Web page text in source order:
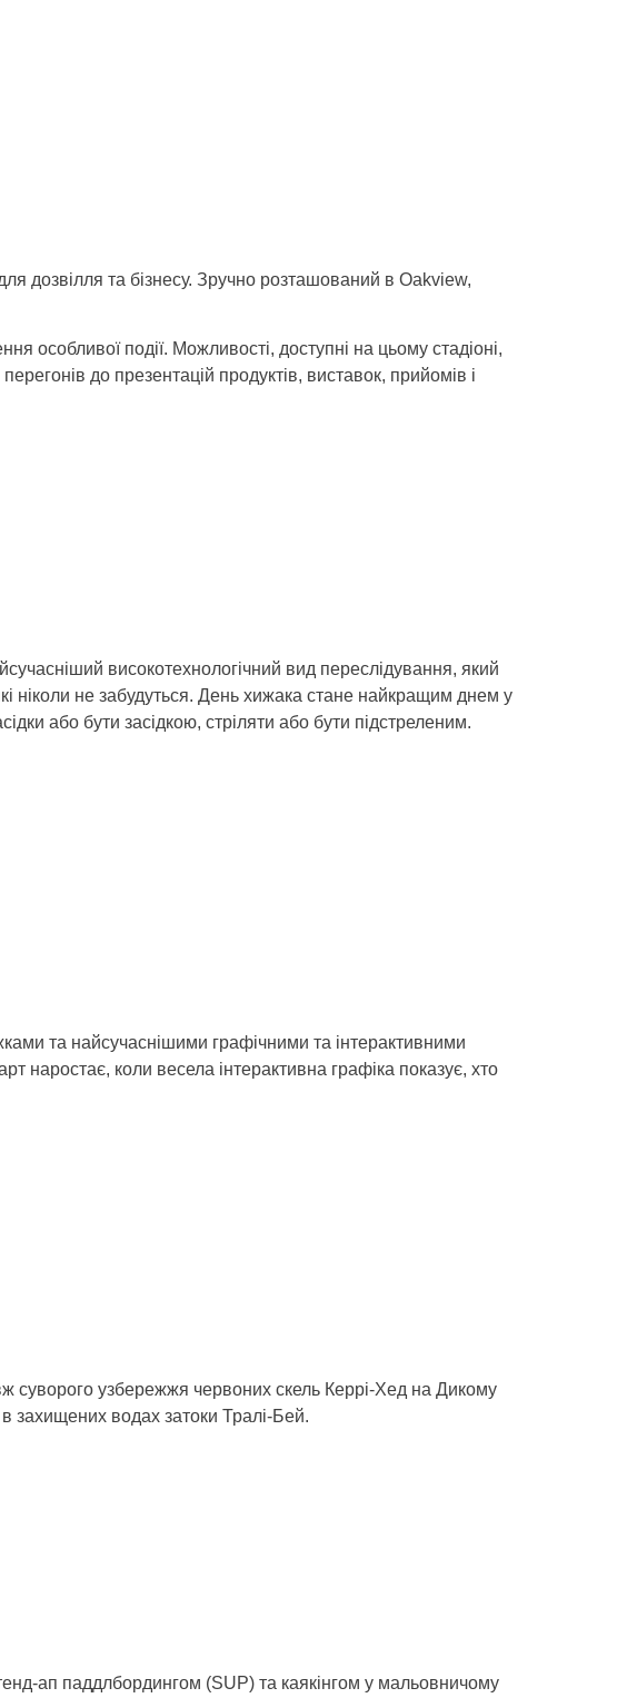
дозвілля та бізнесу. Зручно розташований в Oakview,
особливої події. Можливості, доступні на цьому стадіоні,
до презентацій продуктів, виставок, прийомів і
високотехнологічний вид переслідування, який
ніколи не забудуться. День хижака стане найкращим днем у
або бути засідкою, стріляти або бути підстреленим.
та найсучаснішими графічними та інтерактивними
наростає, коли весела інтерактивна графіка показує, хто
суворого узбережжя червоних скель Керрі-Хед на Дикому
захищених водах затоки Тралі-Бей.
ап паддлбордингом (SUP) та каякінгом у мальовничому